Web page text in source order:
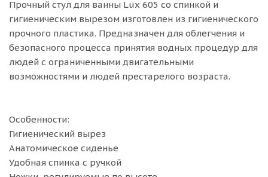
Прочный стул для ванны Lux 605 со спинкой и
гигиеническим вырезом изготовлен из гигиенического
прочного пластика. Предназначен для облегчения и
безопасного процесса принятия водных процедур для
людей с ограниченными двигательными
возможностями и людей престарелого возраста.
Особенности:
Гигиенический вырез
Анатомическое сиденье
Удобная спинка с ручкой